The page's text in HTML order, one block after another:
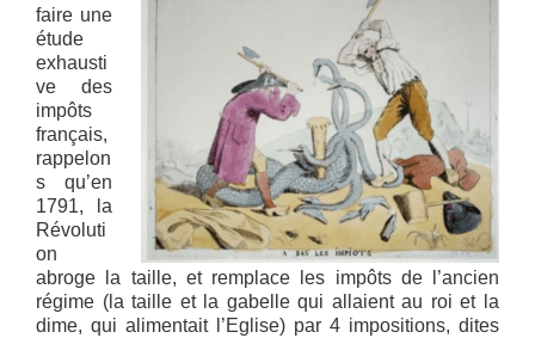
faire une
étude
exhausti
ve des
impôts
français,
rappelon
s qu’en
1791, la
Révoluti
on
abroge la taille, et remplace les impôts de l’ancien
régime (la taille et la gabelle qui allaient au roi et la
dime, qui alimentait l’Eglise) par 4 impositions, dites